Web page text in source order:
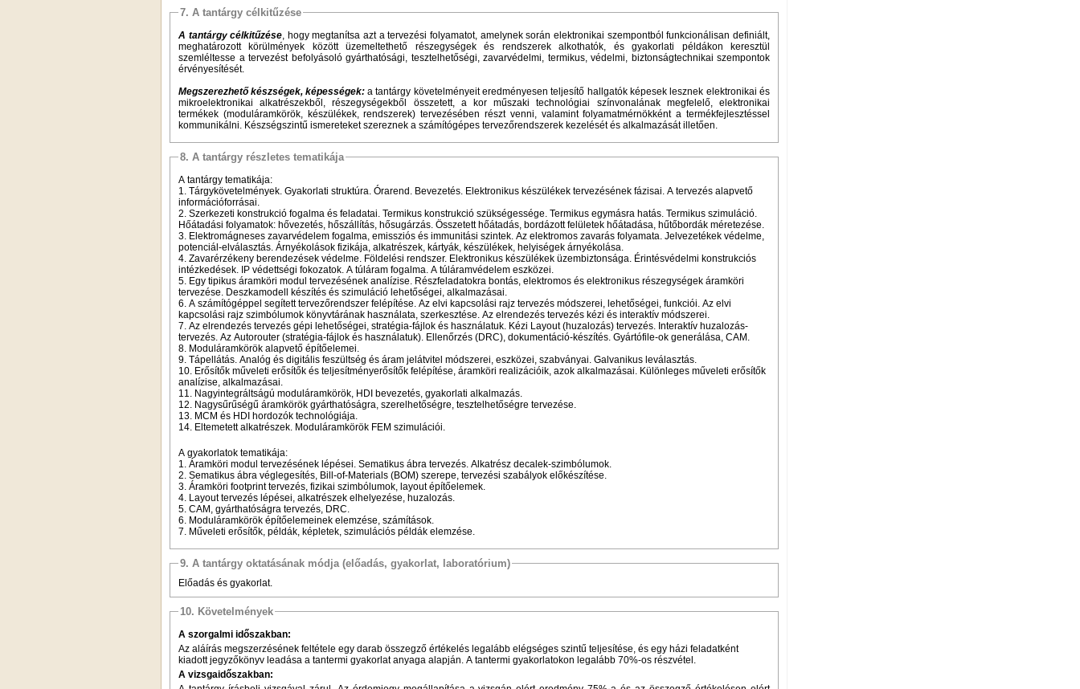
7. A tantárgy célkitűzése
A tantárgy célkitűzése, hogy megtanítsa azt a tervezési folyamatot, amelynek során elektronikai szempontból funkcionálisan definiált,
meghatározott körülmények között üzemeltethető részegységek és rendszerek alkothatók, és gyakorlati példákon keresztül
szemléltesse a tervezést befolyásoló gyárthatósági, tesztelhetőségi, zavarvédelmi, termikus, védelmi, biztonságtechnikai szempontok
érvényesítését.
Megszerezhető készségek, képességek: a tantárgy követelményeit eredményesen teljesítő hallgatók képesek lesznek elektronikai és
mikroelektronikai alkatrészekből, részegységekből összetett, a kor műszaki technológiai színvonalának megfelelő, elektronikai
termékek (moduláramkörök, készülékek, rendszerek) tervezésében részt venni, valamint folyamatmérnökként a termékfejlesztéssel
kommunikálni. Készségszintű ismereteket szereznek a számítógépes tervezőrendszerek kezelését és alkalmazását illetően.
8. A tantárgy részletes tematikája
A tantárgy tematikája:
1. Tárgykövetelmények. Gyakorlati struktúra. Órarend. Bevezetés. Elektronikus készülékek tervezésének fázisai. A tervezés alapvető
információforrásai.
2. Szerkezeti konstrukció fogalma és feladatai. Termikus konstrukció szükségessége. Termikus egymásra hatás. Termikus szimuláció.
Hőátadási folyamatok: hővezetés, hőszállítás, hősugárzás. Összetett hőátadás, bordázott felületek hőátadása, hűtőbordák méretezése.
3. Elektromágneses zavarvédelem fogalma, emissziós és immunitási szintek. Az elektromos zavarás folyamata. Jelvezetékek védelme,
potenciál-elválasztás. Árnyékolások fizikája, alkatrészek, kártyák, készülékek, helyiségek árnyékolása.
4. Zavarérzékeny berendezések védelme. Földelési rendszer. Elektronikus készülékek üzembiztonsága. Érintésvédelmi konstrukciós
intézkedések. IP védettségi fokozatok. A túláram fogalma. A túláramvédelem eszközei.
5. Egy tipikus áramköri modul tervezésének analízise. Részfeladatokra bontás, elektromos és elektronikus részegységek áramköri
tervezése. Deszkamodell készítés és szimuláció lehetőségei, alkalmazásai.
6. A számítógéppel segített tervezőrendszer felépítése. Az elvi kapcsolási rajz tervezés módszerei, lehetőségei, funkciói. Az elvi
kapcsolási rajz szimbólumok könyvtárának használata, szerkesztése. Az elrendezés tervezés kézi és interaktív módszerei.
7. Az elrendezés tervezés gépi lehetőségei, stratégia-fájlok és használatuk. Kézi Layout (huzalozás) tervezés. Interaktív huzalozás-
tervezés. Az Autorouter (stratégia-fájlok és használatuk). Ellenőrzés (DRC), dokumentáció-készítés. Gyártófile-ok generálása, CAM.
8. Moduláramkörök alapvető építőelemei.
9. Tápellátás. Analóg és digitális feszültség és áram jelátvitel módszerei, eszközei, szabványai. Galvanikus leválasztás.
10. Erősítők műveleti erősítők és teljesítményerősítők felépítése, áramköri realizációik, azok alkalmazásai. Különleges műveleti erősítők
analízise, alkalmazásai.
11. Nagyintegráltságú moduláramkörök, HDI bevezetés, gyakorlati alkalmazás.
12. Nagysűrűségű áramkörök gyárthatóságra, szerelhetőségre, tesztelhetőségre tervezése.
13. MCM és HDI hordozók technológiája.
14. Eltemetett alkatrészek. Moduláramkörök FEM szimulációi.
A gyakorlatok tematikája:
1. Áramköri modul tervezésének lépései. Sematikus ábra tervezés. Alkatrész decalek-szimbólumok.
2. Sematikus ábra véglegesítés, Bill-of-Materials (BOM) szerepe, tervezési szabályok előkészítése.
3. Áramköri footprint tervezés, fizikai szimbólumok, layout építőelemek.
4. Layout tervezés lépései, alkatrészek elhelyezése, huzalozás.
5. CAM, gyárthatóságra tervezés, DRC.
6. Moduláramkörök építőelemeinek elemzése, számítások.
7. Műveleti erősítők, példák, képletek, szimulációs példák elemzése.
9. A tantárgy oktatásának módja (előadás, gyakorlat, laboratórium)
Előadás és gyakorlat.
10. Követelmények
A szorgalmi időszakban:
Az aláírás megszerzésének feltétele egy darab összegző értékelés legalább elégséges szintű teljesítése, és egy házi feladatként
kiadott jegyzőkönyv leadása a tantermi gyakorlat anyaga alapján. A tantermi gyakorlatokon legalább 70%-os részvétel.
A vizsgaidőszakban: